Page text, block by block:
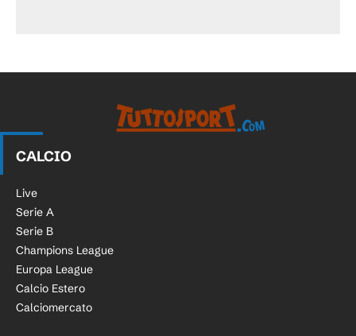
CALCIO
Live
Serie A
Serie B
Champions League
Europa League
Calcio Estero
Calciomercato